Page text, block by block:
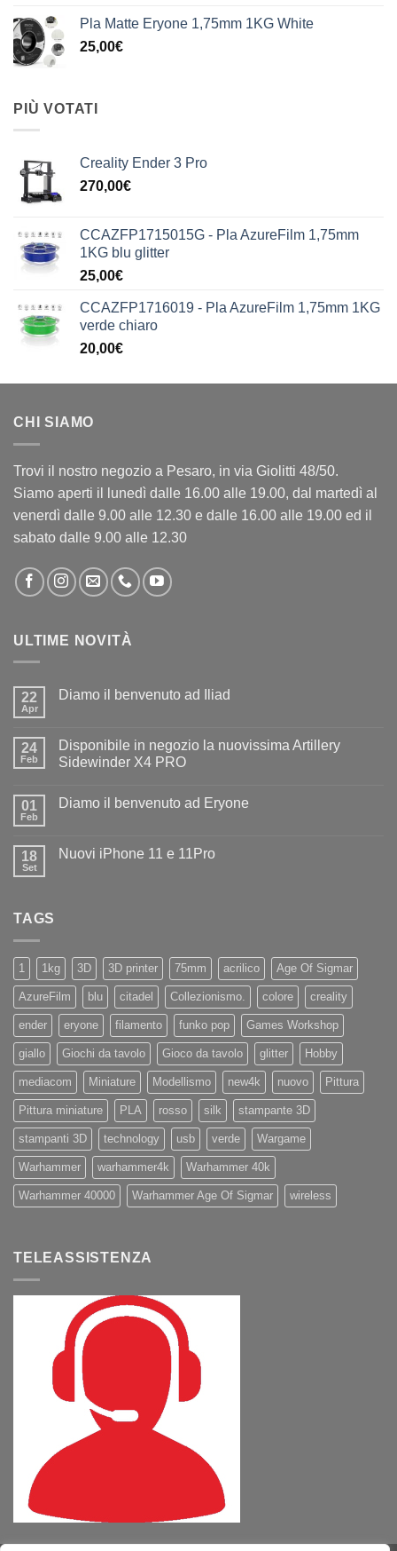
Pla Matte Eryone 1,75mm 1KG White
25,00€
PIÙ VOTATI
Creality Ender 3 Pro
270,00€
CCAZFP1715015G - Pla AzureFilm 1,75mm
1KG blu glitter
25,00€
CCAZFP1716019 - Pla AzureFilm 1,75mm 1KG
verde chiaro
20,00€
CHI SIAMO
Trovi il nostro negozio a Pesaro, in via Giolitti 48/50.
Siamo aperti il lunedì dalle 16.00 alle 19.00, dal martedì al
venerdì dalle 9.00 alle 12.30 e dalle 16.00 alle 19.00 ed il
sabato dalle 9.00 alle 12.30
ULTIME NOVITÀ
22
Apr
Diamo il benvenuto ad Iliad
Diamo
il
benvenuto
24
Feb
Disponibile in negozio la nuovissima Artillery
Sidewinder X4 PRO
su
la
nuovissima
01
Feb
Diamo il benvenuto ad Eryone
Diamo
18
Set
Nuovi iPhone 11 e 11Pro
TAGS
1 1kg 3D 3D printer 75mm acrilico Age Of Sigmar
AzureFilm blu citadel Collezionismo. colore creality
ender eryone filamento funko pop Games Workshop
giallo Giochi da tavolo Gioco da tavolo glitter Hobby
mediacom Miniature Modellismo new4k nuovo Pittura
Pittura miniature PLA rosso silk stampante 3D
stampanti 3D technology usb verde Wargame
Warhammer warhammer4k Warhammer 40k
Warhammer 40000 Warhammer Age Of Sigmar wireless
TELEASSISTENZA